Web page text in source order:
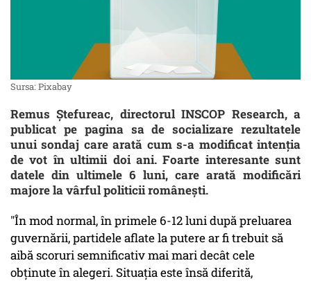
Sursa: Pixabay
Remus Ştefureac, directorul INSCOP Research, a
publicat pe pagina sa de socializare rezultatele
unui sondaj care arată cum s-a modificat intenţia
de vot în ultimii doi ani. Foarte interesante sunt
datele din ultimele 6 luni, care arată modificări
majore la vârful politicii româneşti.
"În mod normal, în primele 6-12 luni după preluarea
guvernării, partidele aflate la putere ar fi trebuit să
aibă scoruri semnificativ mai mari decât cele
obţinute în alegeri. Situaţia este însă diferită,